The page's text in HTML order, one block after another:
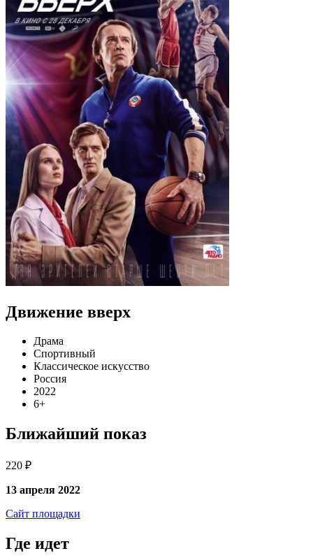
Движение вверх
Драма
Спортивный
Классическое искусство
Россия
2022
6+
Ближайший показ
220 ₽
13 апреля 2022
Сайт площадки
Где идет